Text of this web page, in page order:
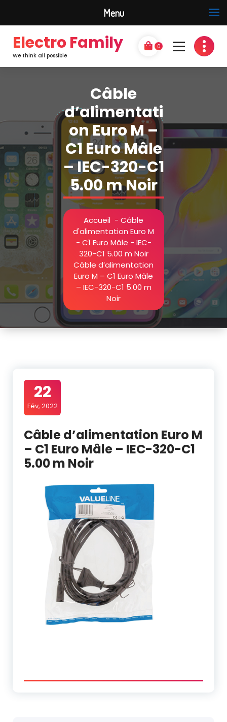
Electro Family
We think all possible
0
Câble
d’alimentati
on Euro M –
C1 Euro Mâle
– IEC-320-C1
5.00 m Noir
Accueil - Câble
d'alimentation Euro M
- C1 Euro Mâle - IEC-
320-C1 5.00 m Noir
Câble d’alimentation
Euro M – C1 Euro Mâle
– IEC-320-C1 5.00 m
Noir
22
Fév, 2022
Câble d’alimentation Euro M
– C1 Euro Mâle – IEC-320-C1
5.00 m Noir
Menu